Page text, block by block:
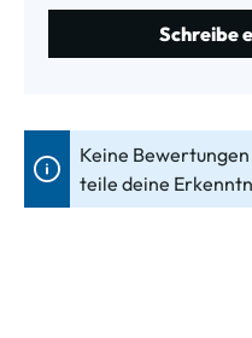
Schreibe
Keine
teile deine